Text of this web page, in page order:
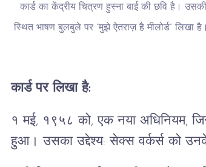
कार्ड का केंद्रीय चित्रण हुस्ना बाई की छवि है।
स्थित भाषण बुलबुले पर “मुझे ऐतराज़ है मीलोर्ड”
कार्ड पर लिखा है:
१ मई, १९५८ को, एक नया अधिनियम,
हुआ। उसका उद्देश्य: सेक्स वर्कर्स को